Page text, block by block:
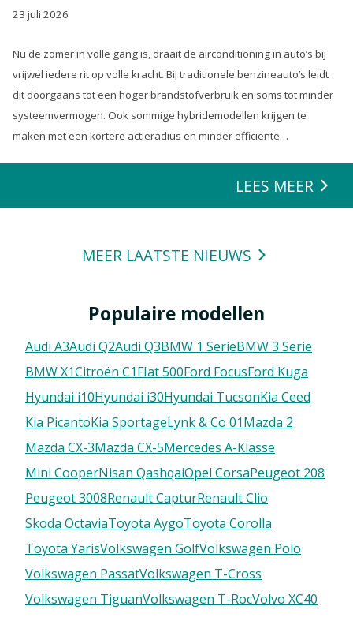
23 juli 2026
Nu de zomer in volle gang is, draait de airconditioning in auto’s bij
vrijwel iedere rit op volle kracht. Bij traditionele benzineauto’s leidt
dit doorgaans tot een hoger brandstofverbruik en soms tot minder
systeemvermogen. Ook sommige hybridemodellen krijgen te
maken met een kortere actieradius en minder efficiënte
LEES MEER
MEER LAATSTE NIEUWS
Populaire modellen
Audi A3Audi Q2Audi Q3BMW 1 SerieBMW 3 Serie
BMW X1Citroën C1FIat 500Ford FocusFord Kuga
Hyundai i10Hyundai i30Hyundai TucsonKia Ceed
Kia PicantoKia SportageLynk & Co 01Mazda 2
Mazda CX-3Mazda CX-5Mercedes A-Klasse
Mini CooperNisan QashqaiOpel CorsaPeugeot 208
Peugeot 3008Renault CapturRenault Clio
Skoda OctaviaToyota AygoToyota Corolla
Toyota YarisVolkswagen GolfVolkswagen Polo
Volkswagen PassatVolkswagen T-Cross
Volkswagen TiguanVolkswagen T-RocVolvo XC40